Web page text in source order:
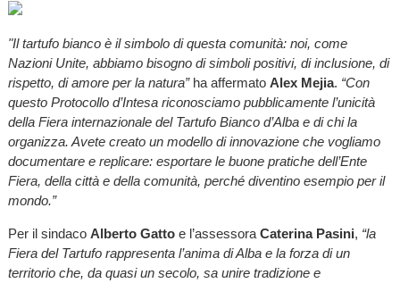
"Il tartufo bianco è il simbolo di questa comunità: noi, come
Nazioni Unite, abbiamo bisogno di simboli positivi, di inclusione, di
rispetto, di amore per la natura”ha affermato Alex Mejia. “Con
questo Protocollo d’Intesa riconosciamo pubblicamente l’unicità
della Fiera internazionale del Tartufo Bianco d’Alba e di chi la
organizza. Avete creato un modello di innovazione che vogliamo
documentare e replicare: esportare le buone pratiche dell’Ente
Fiera, della città e della comunità, perché diventino esempio per il
mondo.”
Per il sindaco Alberto Gattoe l’assessora Caterina Pasini, “la
Fiera del Tartufo rappresenta l’anima di Alba e la forza di un
territorio che, da quasi un secolo, sa unire tradizione e